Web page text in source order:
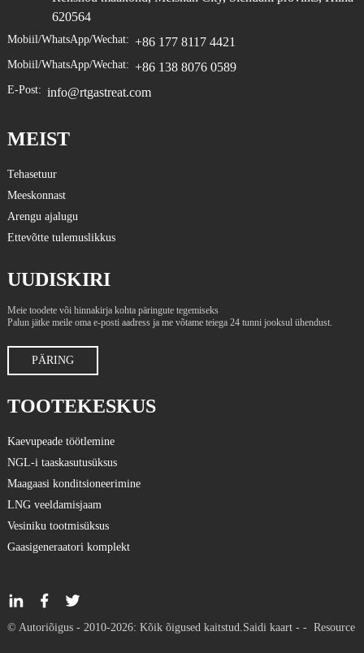
620564
Mobiil/WhatsApp/Wechat: +86 177 8117 4421
Mobiil/WhatsApp/Wechat: +86 138 8076 0589
E-Post: info@rtgastreat.com
MEIST
Tehasetuur
Meeskonnast
Arengu ajalugu
Ettevõtte tulemuslikkus
UUDISKIRI
Meie toodete või hinnakirja kohta päringute tegemiseks
Palun jätke meile oma e-posti aadress ja me võtame teiega 24 tunni jooksul ühendust.
PÄRING
TOOTEKESKUS
Kaevupeade töötlemine
NGL-i taaskasutusüksus
Maagaasi konditsioneerimine
LNG veeldamisjaam
Vesiniku tootmisüksus
Gaasigeneraatori komplekt
© Autoriõigus - 2010-2026: Kõik õigused kaitstud.Saidi kaart- - Resource